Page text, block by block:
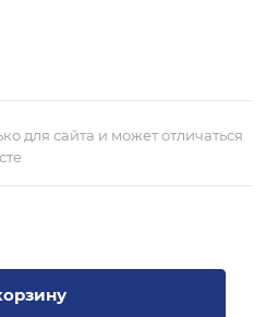
для сайта и может отличаться